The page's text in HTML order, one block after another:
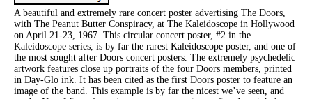
A beautiful and extremely rare concert poster advertising The Doors,
with The Peanut Butter Conspiracy, at The Kaleidoscope in Hollywood
on April 21-23, 1967. This circular concert poster, #2 in the
Kaleidoscope series, is by far the rarest Kaleidoscope poster, and one of
the most sought after Doors concert posters. The extremely psychedelic
artwork features close up portraits of the four Doors members, printed
in Day-Glo ink. It has been cited as the first Doors poster to feature an
image of the band. This example is by far the nicest we’ve seen, and